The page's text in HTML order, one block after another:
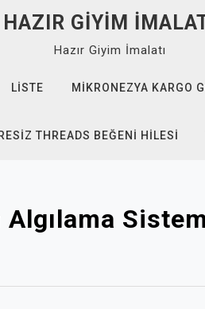
HAZIR GIYIM
Hazır Giyim İmalatı
LISTE MIKRONEZYA KARGO
THREADS BEĞENI HILESI
Algılama